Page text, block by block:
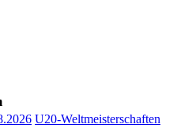
U20-Weltmeisterschaften